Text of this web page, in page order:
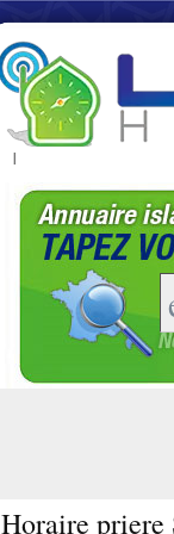
|
Horaire priere